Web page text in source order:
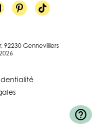
92230 Gennevilliers
help_outline